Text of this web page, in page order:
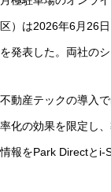
区）は2026年6月26
を発表した。両社の
不動産テックの導入
率化の効果を限定し
情報をPark Directとi-